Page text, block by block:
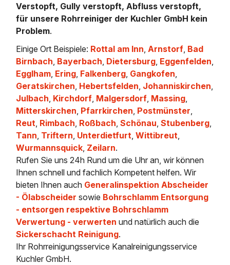
Verstopft, Gully verstopft, Abfluss verstopft,
für unsere Rohrreiniger der Kuchler GmbH kein
Problem.
Einige Ort Beispiele: Rottal am Inn,Arnstorf, Bad
Birnbach, Bayerbach, Dietersburg, Eggenfelden,
Egglham, Ering, Falkenberg, Gangkofen,
Geratskirchen, Hebertsfelden, Johanniskirchen,
Julbach, Kirchdorf, Malgersdorf, Massing,
Mitterskirchen, Pfarrkirchen, Postmünster,
Reut, Rimbach, Roßbach,Schönau,Stubenberg,
Tann, Triftern, Unterdietfurt,Wittibreut,
Wurmannsquick, Zeilarn.
Rufen Sie uns 24h Rund um die Uhr an, wir können
Ihnen schnell und fachlich Kompetent helfen. Wir
bieten Ihnen auch Generalinspektion Abscheider
- Ölabscheider sowie Bohrschlamm Entsorgung
- entsorgen respektive Bohrschlamm
Verwertung - verwerten und natürlich auch die
Sickerschacht Reinigung.
Ihr Rohrreinigungsservice Kanalreinigungsservice
Kuchler GmbH.